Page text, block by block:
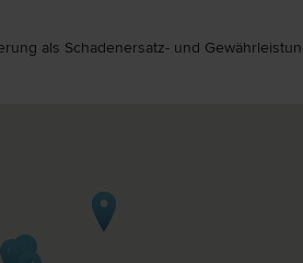
als Schadenersatz- und